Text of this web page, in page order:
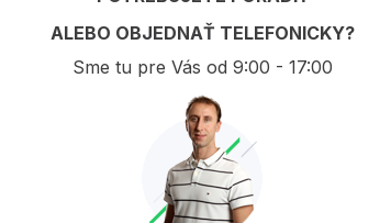
ALEBO OBJEDNAŤ TELEFONICKY?
Sme tu pre Vás od 9:00 - 17:00